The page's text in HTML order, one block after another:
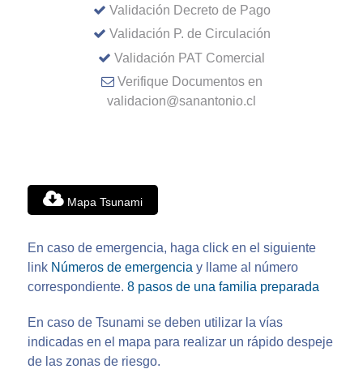
Validación Decreto de Pago
Validación P. de Circulación
Validación PAT Comercial
Verifique Documentos en
validacion@sanantonio.cl
Mapa Tsunami
En caso de emergencia, haga click en el siguiente
link Números de emergencia y llame al número
correspondiente. 8 pasos de una familia preparada
En caso de Tsunami se deben utilizar la vías
indicadas en el mapa para realizar un rápido despeje
de las zonas de riesgo.